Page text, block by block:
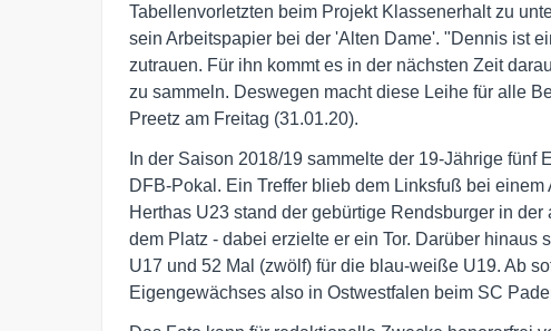
Tabellenvorletzten beim Projekt Klassenerhalt zu
sein Arbeitspapier bei der 'Alten Dame'. "Dennis ist
zutrauen. Für ihn kommt es in der nächsten Zeit
zu sammeln. Deswegen macht diese Leihe für alle
Preetz am Freitag (31.01.20).
In der Saison 2018/19 sammelte der 19-Jährige
DFB-Pokal. Ein Treffer blieb dem Linksfuß bei
Herthas U23 stand der gebürtige Rendsburger in
dem Platz - dabei erzielte er ein Tor. Darüber hinaus
U17 und 52 Mal (zwölf) für die blau-weiße U19. Ab
Eigengewächses also in Ostwestfalen beim SC